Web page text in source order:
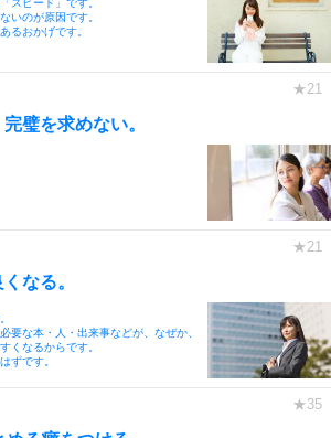
いのが原因です。
るおかげです。
璧を求めない。
なる。
要な本・人・出来事などが、なぜか、
くなるからです。
ずです。